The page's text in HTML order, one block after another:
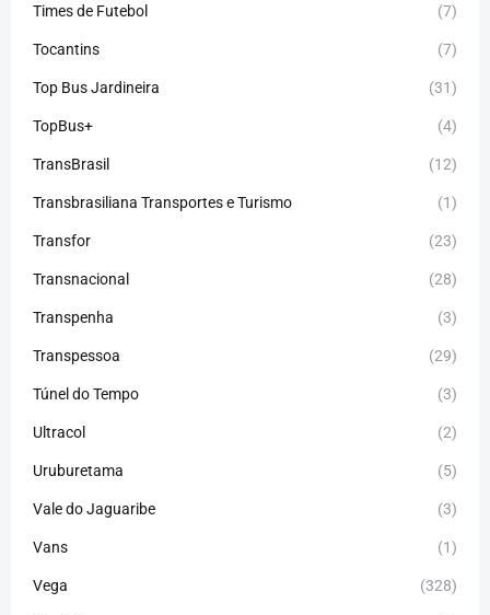
Times de Futebol (7)
Tocantins (7)
Top Bus Jardineira (31)
TopBus+ (4)
TransBrasil (12)
Transbrasiliana Transportes e Turismo (1)
Transfor (23)
Transnacional (28)
Transpenha (3)
Transpessoa (29)
Túnel do Tempo (3)
Ultracol (2)
Uruburetama (5)
Vale do Jaguaribe (3)
Vans (1)
Vega (328)